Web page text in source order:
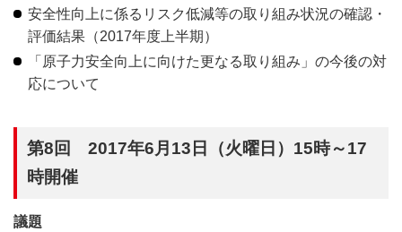
安全性向上に係るリスク低減等の取り組み状況の確認・
評価結果（2017年度上半期）
「原子力安全向上に向けた更なる取り組み」の今後の対
応について
第8回 2017年6月13日（火曜日）15時～17
時開催
議題